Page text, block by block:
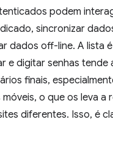
podem
sincronizar
dados off-line. A lista
e digitar senhas tende
finais,
o que os leva a
diferentes. Isso, é